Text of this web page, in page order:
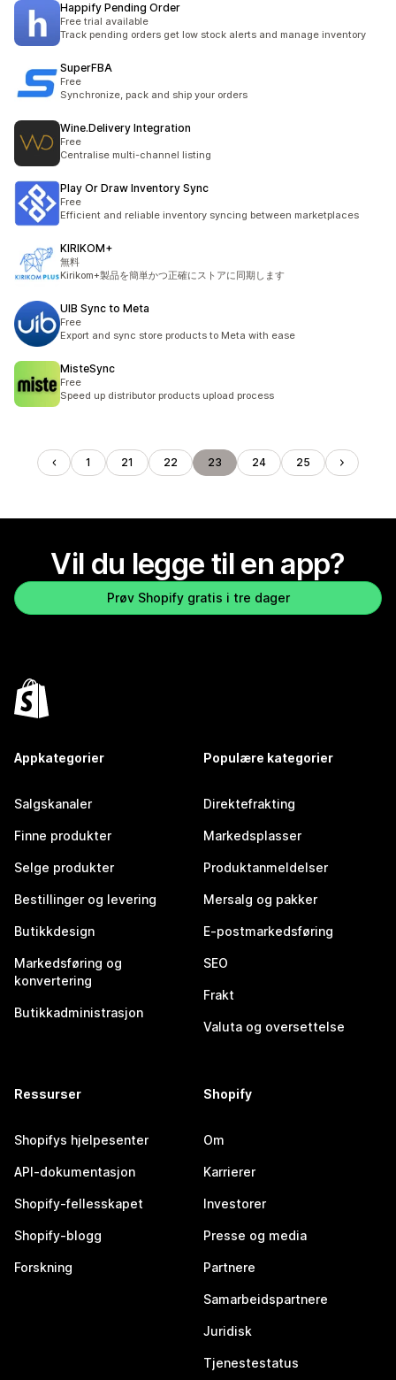
Happify Pending Order
Free trial available
Track pending orders get low stock alerts and manage inventory
SuperFBA
Free
Synchronize, pack and ship your orders
Wine.Delivery Integration
Free
Centralise multi-channel listing
Play Or Draw Inventory Sync
Free
Efficient and reliable inventory syncing between marketplaces
KIRIKOM+
無料
Kirikom+製品を簡単かつ正確にストアに同期します
UIB Sync to Meta
Free
Export and sync store products to Meta with ease
MisteSync
Free
Speed up distributor products upload process
1 21 22 23 24 25
Vil du legge til en app?
Prøv Shopify gratis i tre dager
Appkategorier
Salgskanaler
Finne produkter
Selge produkter
Bestillinger og levering
Butikkdesign
Markedsføring og
konvertering
Butikkadministrasjon
Populære kategorier
Direktefrakting
Markedsplasser
Produktanmeldelser
Mersalg og pakker
E-postmarkedsføring
SEO
Frakt
Valuta og oversettelse
Ressurser
Shopifys hjelpesenter
API-dokumentasjon
Shopify-fellesskapet
Shopify-blogg
Forskning
Shopify
Om
Karrierer
Investorer
Presse og media
Partnere
Samarbeidspartnere
Juridisk
Tjenestestatus